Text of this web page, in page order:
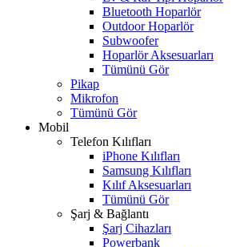
Bluetooth Hoparlör
Outdoor Hoparlör
Subwoofer
Hoparlör Aksesuarları
Tümünü Gör
Pikap
Mikrofon
Tümünü Gör
Mobil
Telefon Kılıfları
iPhone Kılıfları
Samsung Kılıfları
Kılıf Aksesuarları
Tümünü Gör
Şarj & Bağlantı
Şarj Cihazları
Powerbank